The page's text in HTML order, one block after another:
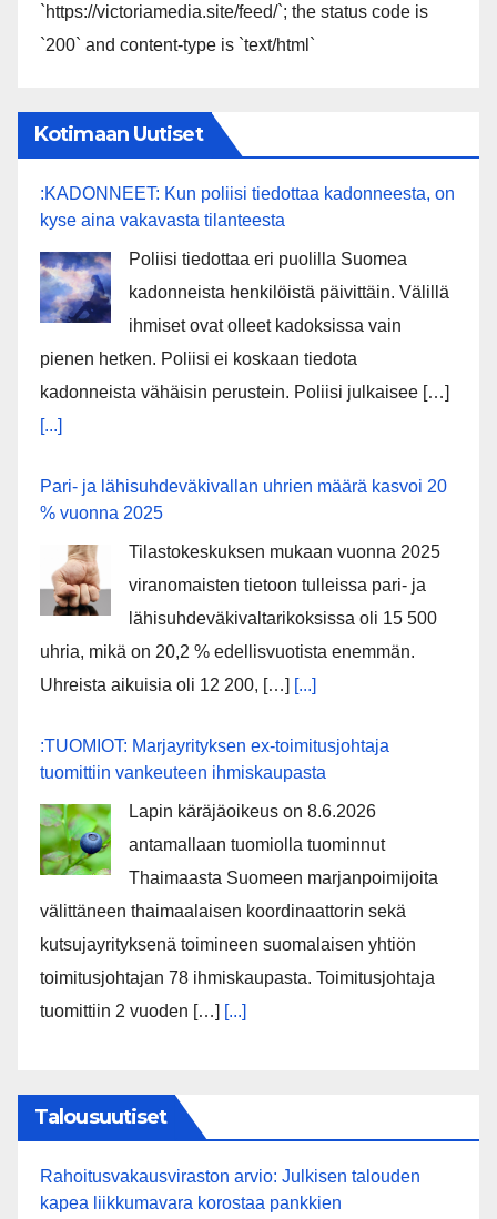
`https://victoriamedia.site/feed/`; the status code is
`200` and content-type is `text/html`
Kotimaan Uutiset
:KADONNEET: Kun poliisi tiedottaa kadonneesta, on
kyse aina vakavasta tilanteesta
Poliisi tiedottaa eri puolilla Suomea
kadonneista henkilöistä päivittäin. Välillä
ihmiset ovat olleet kadoksissa vain
pienen hetken. Poliisi ei koskaan tiedota
kadonneista vähäisin perustein. Poliisi julkaisee […]
[...]
Pari- ja lähisuhdeväkivallan uhrien määrä kasvoi 20
% vuonna 2025
Tilastokeskuksen mukaan vuonna 2025
viranomaisten tietoon tulleissa pari- ja
lähisuhdeväkivaltarikoksissa oli 15 500
uhria, mikä on 20,2 % edellisvuotista enemmän.
Uhreista aikuisia oli 12 200, […] [...]
:TUOMIOT: Marjayrityksen ex-toimitusjohtaja
tuomittiin vankeuteen ihmiskaupasta
Lapin käräjäoikeus on 8.6.2026
antamallaan tuomiolla tuominnut
Thaimaasta Suomeen marjanpoimijoita
välittäneen thaimaalaisen koordinaattorin sekä
kutsujayrityksenä toimineen suomalaisen yhtiön
toimitusjohtajan 78 ihmiskaupasta. Toimitusjohtaja
tuomittiin 2 vuoden […] [...]
Talousuutiset
Rahoitusvakausviraston arvio: Julkisen talouden
kapea liikkumavara korostaa pankkien